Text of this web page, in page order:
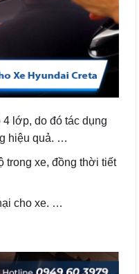
4 lớp, do đó tác dụng
hiệu quả. …
trong xe, đồng thời tiết
cho xe. …